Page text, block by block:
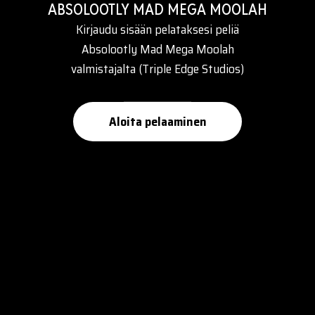
ABSOLOOTLY MAD MEGA MOOLAH
Kirjaudu sisään pelataksesi peliä
Absolootly Mad Mega Moolah
valmistajalta (Triple Edge Studios)
Aloita pelaaminen